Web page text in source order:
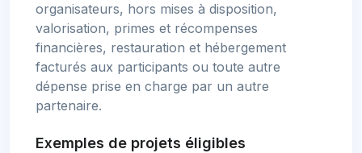
organisateurs, hors mises à disposition,
valorisation, primes et récompenses
financières, restauration et hébergement
facturés aux participants ou toute autre
dépense prise en charge par un autre
partenaire.
Exemples de projets éligibles